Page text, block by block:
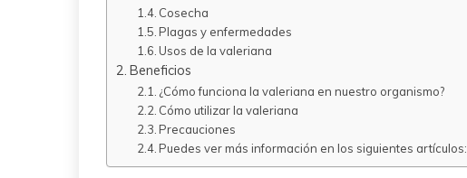
Cosecha
Plagas y enfermedades
Usos de la valeriana
Beneficios
¿Cómo funciona la valeriana en nuestro organismo?
Cómo utilizar la valeriana
Precauciones
Puedes ver más información en los siguientes artículos: